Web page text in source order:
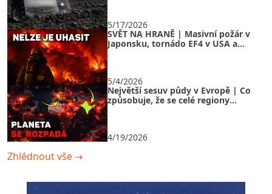
5/17/2026
SVĚT NA HRANĚ | Masivní požár v
Japonsku, tornádo EF4 v USA a
5/4/2026
Největší sesuv půdy v Evropě | Co
způsobuje, že se celé regiony
4/19/2026
Zhlédnout vše →